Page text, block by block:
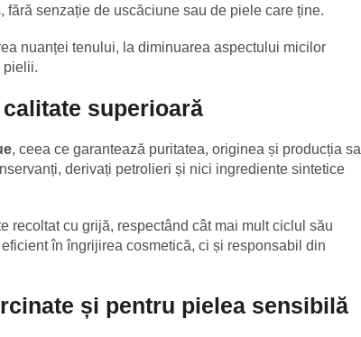
senzație de uscăciune sau de piele care ține.
nuanței tenului, la diminuarea aspectului micilor
pielii.
superioară
, ceea ce garantează puritatea, originea și producția sa
derivați petrolieri și nici ingrediente sintetice
recoltat cu grijă, respectând cât mai mult ciclul său
în îngrijirea cosmetică, ci și responsabil din
și pentru pielea sensibilă